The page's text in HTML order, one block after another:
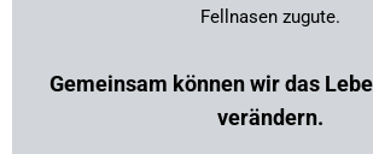
Fellnasen zugute.
Gemeinsam können wir das
verändern.